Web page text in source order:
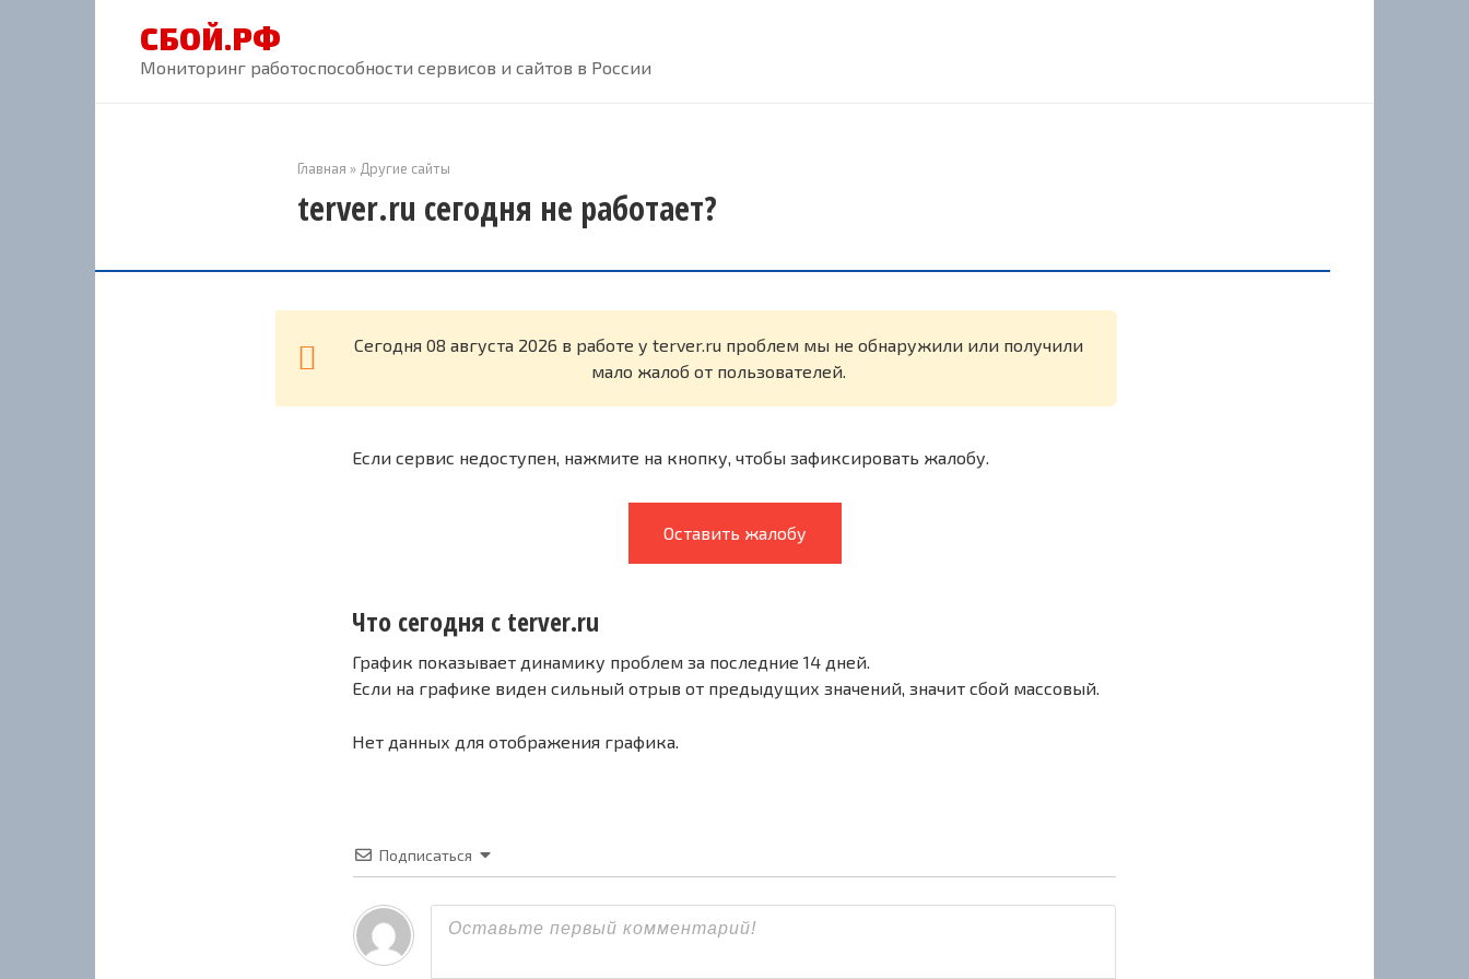
СБОЙ.РФ
Мониторинг работоспособности сервисов и сайтов в России
Главная » Другие сайты
terver.ru сегодня не работает?
Cегодня 08 августа 2026 в работе у terver.ru проблем мы не обнаружили или получили
мало жалоб от пользователей.
Если сервис недоступен, нажмите на кнопку, чтобы зафиксировать жалобу.
Оставить жалобу
Что сегодня с terver.ru
График показывает динамику проблем за последние 14 дней.
Если на графике виден сильный отрыв от предыдущих значений, значит сбой массовый.
Нет данных для отображения графика.
Подписаться